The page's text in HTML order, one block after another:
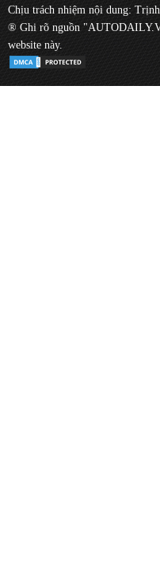
Chịu trách nhiệm nội dung:
® Ghi rõ nguồn
website này.